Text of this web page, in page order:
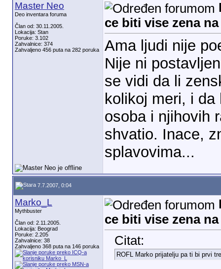
Master Neo
Deo inventara foruma
Član od: 30.11.2005.
Lokacija: Stan
Poruke: 3.102
Zahvalnice: 374
Zahvaljeno 456 puta na 282 poruka
ce biti vise zena
Ama ljudi nije
Nije ni
se vidi da li
kolikoj meri, i
osoba i njihovih
shvatio. Inace,
splavovima...
7.7.2007, 0:04
Marko_L
Mythbuster
Član od: 2.11.2005.
Lokacija: Beograd
Poruke: 2.205
Zahvalnice: 38
Zahvaljeno 368 puta na 146 poruka
ce biti vise zena
Citat:
ROFL Marko prijatelju pa ti bi prvi